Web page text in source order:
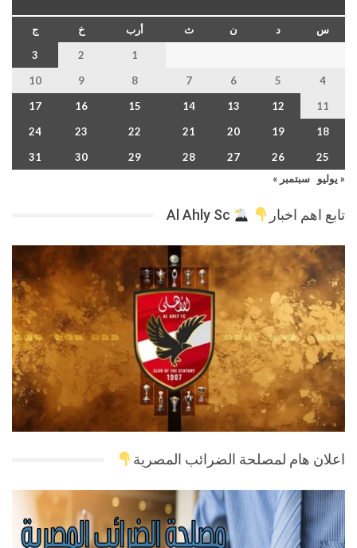
س د ن ث أرب خ
ج
1
2
3
4
5
6
7
8
9
10
11
12
13
14
15
16
17
18
19
20
21
22
23
24
25
26
27
28
29
30
31
« يوليو
سبتمبر »
تابع اهم اخبار
اعلان هام لمصلحة الضرائب المصرية